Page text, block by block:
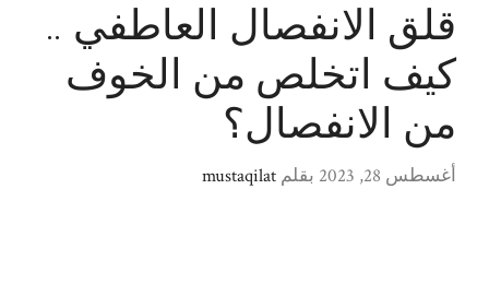
قلق الانفصال العاطفي ..
كيف اتخلص من الخوف
من الانفصال؟
أغسطس 28, 2023 بقلم mustaqilat